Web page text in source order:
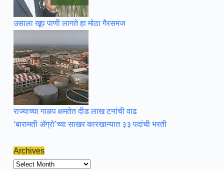
उसाला खूप पाणी लागते हा मोठा गैरसमज
राज्याच्या गाळप क्षमतेत दीड लाख टनांची वाढ
‘बारामती ॲग्रो’च्या साखर कारखान्यात ३३ पदांची भरती
Archives
Archives